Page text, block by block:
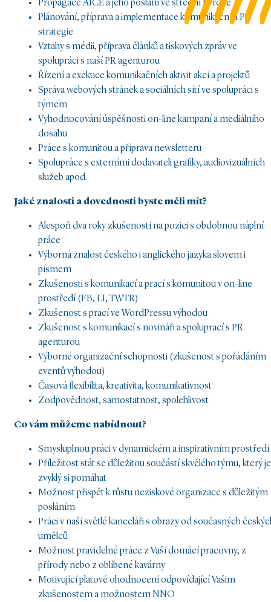
Propagace AICE a jeho poslání ve střední Evropě
Plánování, příprava a implementace komunikační a PR
strategie
Vztahy s médii, příprava článků a tiskových zpráv ve
spolupráci s naší PR agenturou
Řízení a exekuce komunikačních aktivit akcí a projektů
Správa webových stránek a sociálních sítí ve spolupráci s
týmem
Vyhodnocování úspěšnosti on-line kampaní a mediálního
dosahu
Práce s komunitou a příprava newsletteru
Spolupráce s externími dodavateli grafiky, audiovizuálních
služeb apod.
Jaké znalosti a dovednosti byste měli mít?
Alespoň dva roky zkušeností na pozici s obdobnou náplní
práce
Výborná znalost českého i anglického jazyka slovem i
písmem
Zkušenosti s komunikací a prací s komunitou v on-line
prostředí (FB, LI, TWTR)
Zkušenost s prací ve WordPressu výhodou
Zkušenost s komunikací s novináři a spoluprací s PR
agenturou
Výborné organizační schopnosti (zkušenost s pořádáním
eventů výhodou)
Časová flexibilita, kreativita, komunikativnost
Zodpovědnost, samostatnost, spolehlivost
Co vám můžeme nabídnout?
Smysluplnou práci v dynamickém a inspirativním prostředí
Příležitost stát se důležitou součástí skvělého týmu, který je
zvyklý si pomáhat
Možnost přispět k růstu neziskové organizace s důležitým
posláním
Práci v naší světlé kanceláři s obrazy od současných
umělců
Možnost pravidelné práce z Vaší domácí pracovny, z
přírody nebo z oblíbené kavárny
Motivující platové ohodnocení odpovídající Vašim
zkušenostem a možnostem NNO